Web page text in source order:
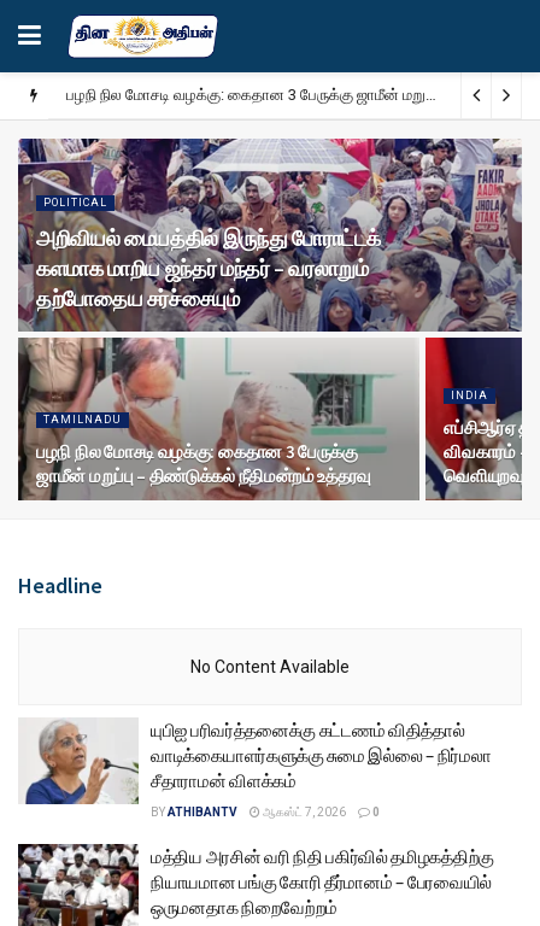
பழநி நில மோசடி வழக்கு: கைதான 3 பேருக்கு ஜாமீன் மறுப்பு – திண்டுக்கல் நீதிமன்றம் உத்தரவு
POLITICAL
அறிவியல் மையத்தில் இருந்து போராட்டக்
களமாக மாறிய ஜந்தர் மந்தர் – வரலாறும்
தற்போதைய சர்ச்சையும்
TAMILNADU
பழநி நில மோசடி வழக்கு: கைதான 3 பேருக்கு
ஜாமீன் மறுப்பு – திண்டுக்கல் நீதிமன்றம் உத்தரவு
INDIA
எப்சிஆர்ஏ
விவகாரம் –
Headline
No Content Available
யுபிஐ பரிவர்த்தனைக்கு கட்டணம் விதித்தால்
வாடிக்கையாளர்களுக்கு சுமை இல்லை – நிர்மலா
சீதாராமன் விளக்கம்
BYATHIBANTV ஆகஸ்ட் 7, 2026 0
மத்திய அரசின் வரி நிதி பகிர்வில் தமிழகத்திற்கு
நியாயமான பங்கு கோரி தீர்மானம் – பேரவையில்
ஒருமனதாக நிறைவேற்றம்